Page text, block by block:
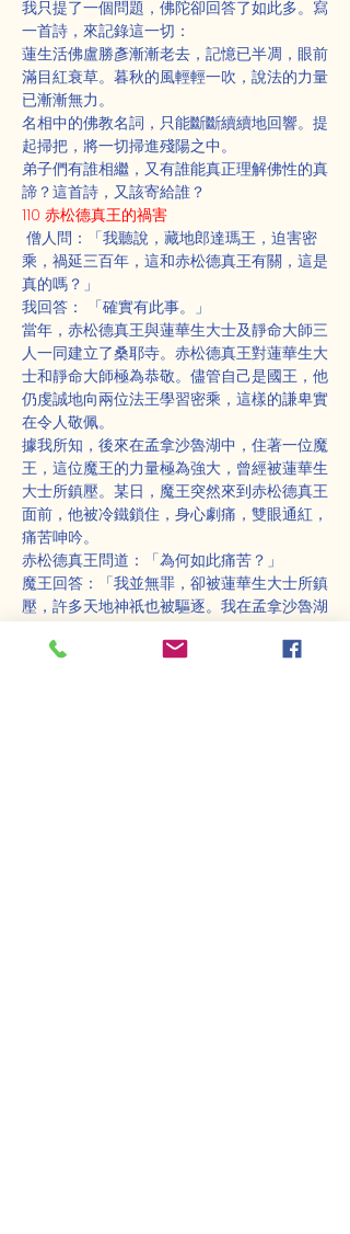
我只提了一個問題，佛陀卻回答了如此多。寫
一首詩，來記錄這一切：
蓮生活佛盧勝彥漸漸老去，記憶已半凋，眼前
滿目紅衰草。暮秋的風輕輕一吹，說法的力量
已漸漸無力。
名相中的佛教名詞，只能斷斷續續地回響。提
起掃把，將一切掃進殘陽之中。
弟子們有誰相繼，又有誰能真正理解佛性的真
諦？這首詩，又該寄給誰？
110 赤松德真王的禍害
僧人問：「我聽說，藏地郎達瑪王，迫害密
乘，禍延三百年，這和赤松德真王有關，這是
真的嗎？」
我回答： 「確實有此事。」
當年，赤松德真王與蓮華生大士及靜命大師三
人一同建立了桑耶寺。赤松德真王對蓮華生大
士和靜命大師極為恭敬。儘管自己是國王，他
仍虔誠地向兩位法王學習密乘，這樣的謙卑實
在令人敬佩。
據我所知，後來在孟拿沙魯湖中，住著一位魔
王，這位魔王的力量極為強大，曾經被蓮華生
大士所鎮壓。某日，魔王突然來到赤松德真王
面前，他被冷鐵鎖住，身心劇痛，雙眼通紅，
痛苦呻吟。
赤松德真王問道：「為何如此痛苦？」
魔王回答：「我並無罪，卻被蓮華生大士所鎮
壓，許多天地神祇也被驅逐。我在孟拿沙魯湖
我。」